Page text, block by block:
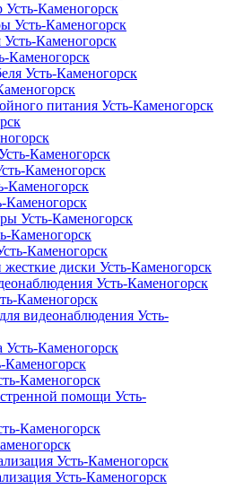
Усть-Каменогорск
Усть-Каменогорск
Каменогорск
Каменогорск
Усть-Каменогорск
питания Усть-Каменогорск
Каменогорск
Каменогорск
Каменогорск
Каменогорск
Усть-Каменогорск
Каменогорск
Каменогорск
диски Усть-Каменогорск
Усть-Каменогорск
Каменогорск
видеонаблюдения Усть-
Усть-Каменогорск
Каменогорск
помощи Усть-
Каменогорск
Усть-Каменогорск
Усть-Каменогорск